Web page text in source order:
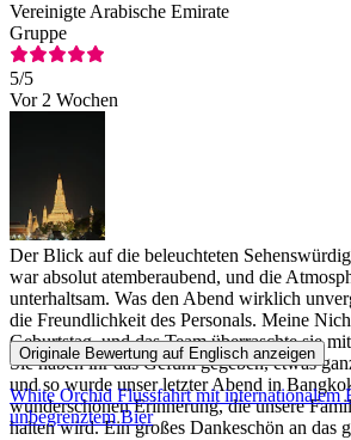
Vereinigte Arabische Emirate
Gruppe
5/5
Vor 2 Wochen
Der Blick auf die beleuchteten
war absolut atemberaubend, und die
unterhaltsam. Was den Abend wirklich
die Freundlichkeit des Personals. Meine
Geburtstag, und das Team überraschte sie
Sie haben ihr das Gefühl gegeben, etwas
und so wurde unser letzter Abend in
wunderschönen Erinnerung, die unsere
halten wird. Ein großes Dankeschön an das
Originale Bewertung auf Englisch anzeigen
White Orchid Flussfahrt mit internationalem
unbegrenztem Bier